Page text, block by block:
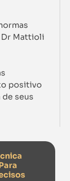
Dr Mattioli
positivo
seus